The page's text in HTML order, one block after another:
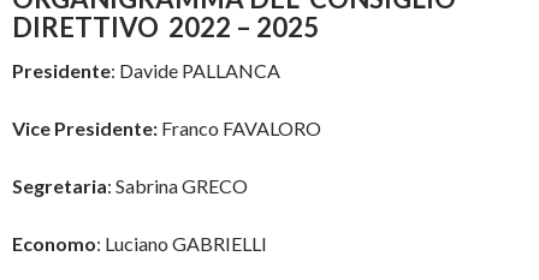
DIRETTIVO 2022 – 2025
Presidente: Davide PALLANCA
Vice Presidente: Franco FAVALORO
Segretaria: Sabrina GRECO
Economo: Luciano GABRIELLI